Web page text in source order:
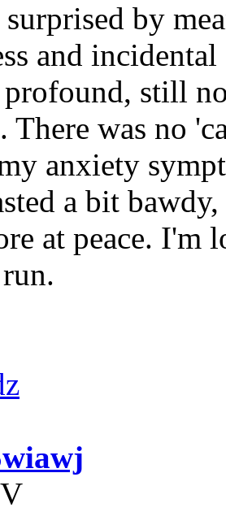
by
and
still
There was no
anxiety
a bit
at peace. I'm